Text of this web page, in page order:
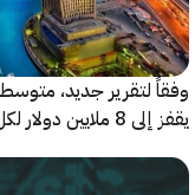
جديد، متوسط
لكل حادثة